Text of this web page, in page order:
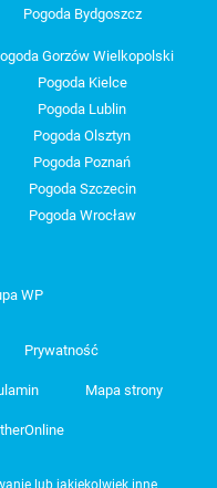
Pogoda Bydgoszcz
Gorzów Wielkopolski
Pogoda Kielce
Pogoda Lublin
Pogoda Olsztyn
Pogoda Poznań
Pogoda Szczecin
Pogoda Wrocław
WP
Prywatność
Mapa strony
lub jakiekolwiek inne